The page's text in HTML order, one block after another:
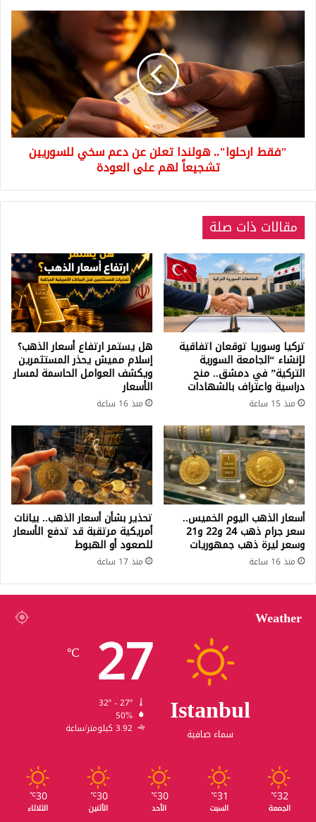
"فقط
ارحلوا"..
هولندا
تعلن
عن
تشجيعاً
"فقط ارحلوا".. هولندا تعلن عن دعم سخي للسوريين
تشجيعاً لهم على العودة
مقالات ذات صلة
تركيا وسوريا توقعان اتفاقية
لإنشاء “الجامعة السورية
التركية” في دمشق.. منح
دراسية واعتراف بالشهادات
منذ 15 ساعة
هل يستمر ارتفاع أسعار الذهب؟
إسلام مميش يحذر المستثمرين
ويكشف العوامل الحاسمة لمسار
الأسعار
منذ 16 ساعة
أسعار الذهب اليوم الخميس..
سعر جرام ذهب 24 و22 و21
وسعر ليرة ذهب جمهوريات
منذ 16 ساعة
تحذير بشأن أسعار الذهب.. بيانات
أمريكية مرتقبة قد تدفع الأسعار
للصعود أو الهبوط
منذ 17 ساعة
Weather
Istanbul
سماء صافية
27
℃
50%
3.92 كيلومتر/ساعة
32
℃
الجمعة
31
℃
السبت
30
℃
الأحد
30
℃
الأثنين
30
℃
الثلاثاء